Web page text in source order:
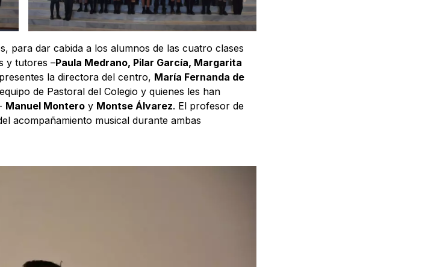
para dar cabida a los alumnos de las cuatro clases
y tutores –Paula Medrano, Pilar García, Margarita
la directora del centro, María Fernanda de
de Pastoral del Colegio y quienes les han
Manuel Monteroy Montse Álvarez. El profesor de
acompañamiento musical durante ambas